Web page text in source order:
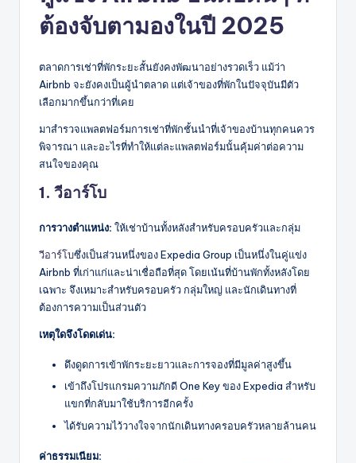
ต้องจับตามองในปี 2025
ตลาดการเช่าที่พักระยะสั้นยังคงพัฒนาอย่างรวดเร็ว แม้ว่า
Airbnb จะยังคงเป็นผู้นำตลาด แต่เจ้าของที่พักในปัจจุบันมีตัว
เลือกมากขึ้นกว่าที่เคย
มาสำรวจแพลตฟอร์มการเช่าที่พักชั้นนำที่เจ้าของบ้านทุกคนควร
พิจารณา และอะไรที่ทำให้แต่ละแพลตฟอร์มนั้นคุ้มค่าต่อความ
สนใจของคุณ
1. วีอาร์โบ
การวางตำแหน่ง: ให้เช่าบ้านทั้งหลังสำหรับครอบครัวและกลุ่ม
วีอาร์โบซึ่งเป็นส่วนหนึ่งของ Expedia Group เป็นหนึ่งในคู่แข่ง
Airbnb ที่เก่าแก่และน่าเชื่อถือที่สุด โดยเน้นที่บ้านพักทั้งหลังโดย
เฉพาะ จึงเหมาะสำหรับครอบครัว กลุ่มใหญ่ และนักเดินทางที่
ต้องการความเป็นส่วนตัว
เหตุใดจึงโดดเด่น:
ดึงดูดการเข้าพักระยะยาวและการจองที่มีมูลค่าสูงขึ้น
เข้าถึงโปรแกรมความภักดี One Key ของ Expedia สำหรับ
แขกที่กลับมาใช้บริการอีกครั้ง
ได้รับความไว้วางใจจากนักเดินทางครอบครัวหลายล้านคน
ค่าธรรมเนียม: